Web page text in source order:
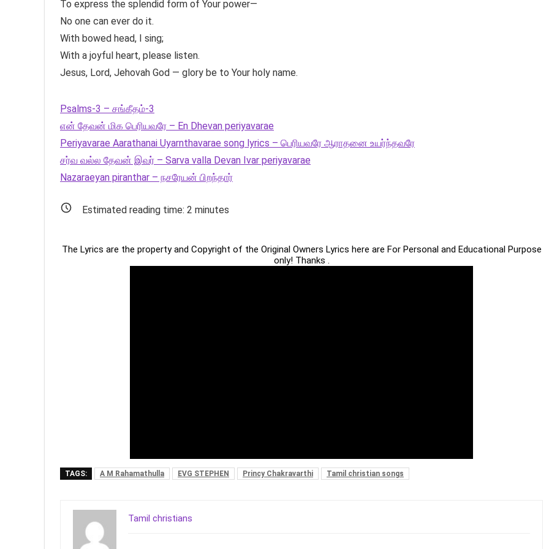
To express the splendid form of Your power—
No one can ever do it.
With bowed head, I sing;
With a joyful heart, please listen.
Jesus, Lord, Jehovah God — glory be to Your holy name.
Psalms-3 – சங்கீதம்-3
என் தேவன் மிக பெரியவரே – En Dhevan periyavarae
Periyavarae Aarathanai Uyarnthavarae song lyrics – பெரியவரே ஆராதனை உயர்ந்தவரே
சர்வ வல்ல தேவன் இவர் – Sarva valla Devan Ivar periyavarae
Nazaraeyan piranthar – நசரேயன் பிறந்தார்
Estimated reading time: 2 minutes
The Lyrics are the property and Copyright of the Original Owners Lyrics here are For Personal and Educational Purpose
only! Thanks .
TAGS: A M Rahamathulla EVG STEPHEN Princy Chakravarthi Tamil christian songs
Tamil christians